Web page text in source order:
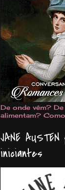
De onde vêm?
alimentam?
JANE
iniciantes